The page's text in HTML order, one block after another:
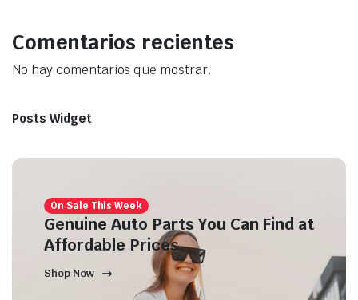
Comentarios recientes
No hay comentarios que mostrar.
Posts Widget
On Sale This Week
Genuine Auto Parts You Can Find at
Affordable Prices
Shop Now